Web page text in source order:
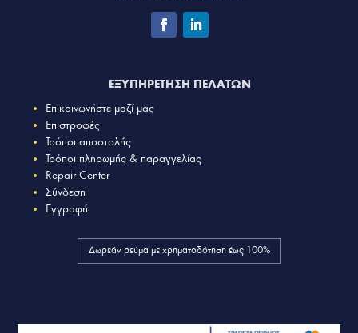
ΕΞΥΠΗΡΕΤΗΣΗ ΠΕΛΑΤΩΝ
Επικοινωνήστε μαζί μας
Επιστροφές
Τρόποι αποστολής
Τρόποι πληρωμής & παραγγελίας
Repair Center
Σύνδεση
Εγγραφή
Δωρεάν ρεύμα με χρηματοδότηση έως 100%